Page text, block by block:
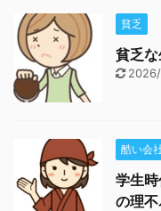
貧乏
貧乏な
酷い会
学生
の理